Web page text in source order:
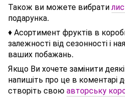
Також ви можете вибрати
подарунка.
♦ Асортимент фруктів в
залежності від сезонності і
ваших побажань.
Якщо Ви хочете замінити
напишіть про це в коментарі
створіть своюавторську